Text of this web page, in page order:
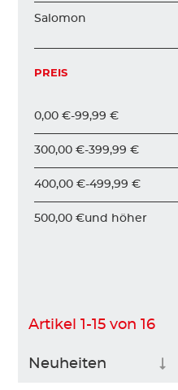
Artikel1 -15 von16
Salomon
PREIS
0,00 €-99,99 €
300,00 €-399,99 €
400,00 €-499,99 €
500,00 €und höher